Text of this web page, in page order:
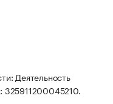
Деятельность
325911200045210.